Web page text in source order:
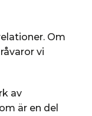
Om
vi
av
är en del